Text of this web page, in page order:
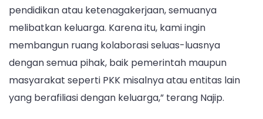
pendidikan atau ketenagakerjaan, semuanya
melibatkan keluarga. Karena itu, kami ingin
membangun ruang kolaborasi seluas-luasnya
dengan semua pihak, baik pemerintah maupun
masyarakat seperti PKK misalnya atau entitas lain
yang berafiliasi dengan keluarga,” terang Najip.